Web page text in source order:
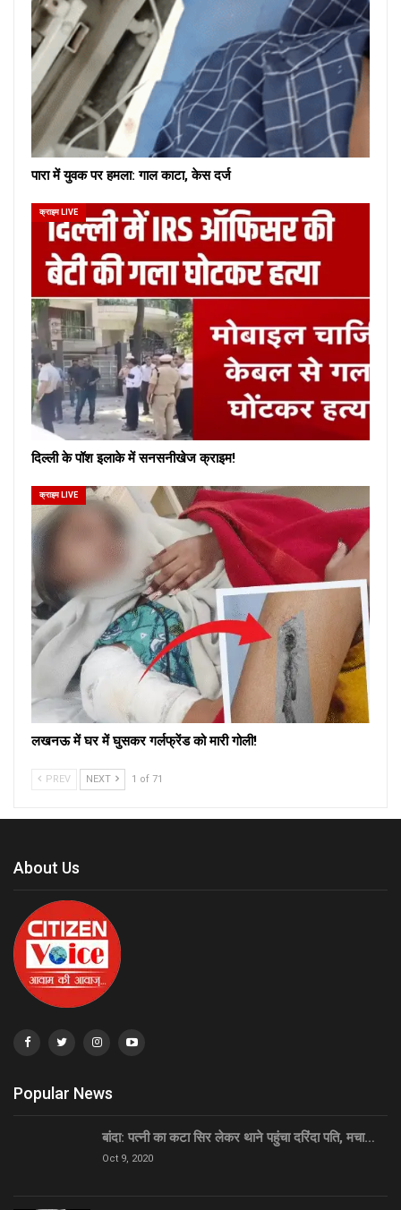
पारा में युवक पर हमला: गाल काटा, केस दर्ज
क्राइम LIVE
दिल्ली के पॉश इलाके में सनसनीखेज क्राइम!
क्राइम LIVE
लखनऊ में घर में घुसकर गर्लफ्रेंड को मारी गोली!
PREV NEXT 1 of 71
About Us
Popular News
बांदा: पत्नी का कटा सिर लेकर थाने पहुंचा दरिंदा पति, मचा…
Oct 9, 2020